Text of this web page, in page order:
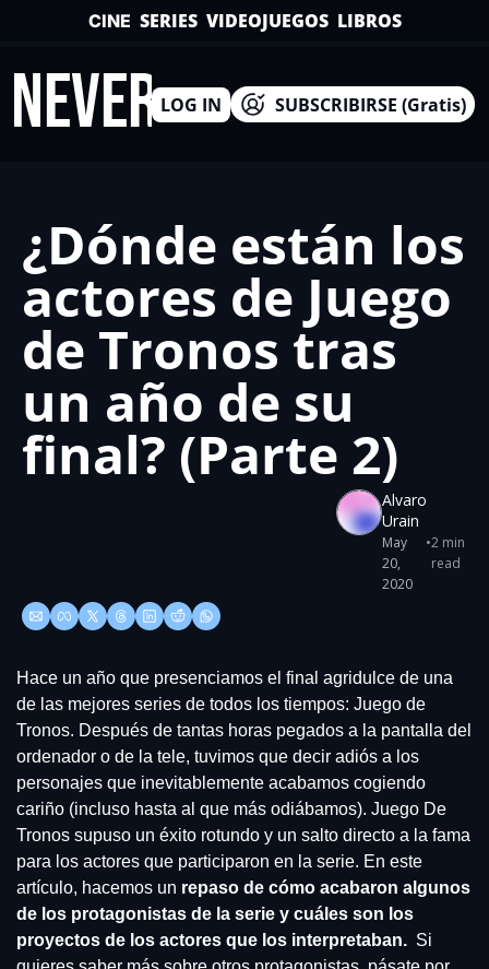
CINE SERIES VIDEOJUEGOS LIBROS
LOG IN SUBSCRIBIRSE (Gratis)
¿Dónde están los
actores de Juego
de Tronos tras
un año de su
final? (Parte 2)
Alvaro
Urain
May
20,
2020
•2 min
read
Hace un año que presenciamos el final agridulce de una
de las mejores series de todos los tiempos: Juego de
Tronos. Después de tantas horas pegados a la pantalla del
ordenador o de la tele, tuvimos que decir adiós a los
personajes que inevitablemente acabamos cogiendo
cariño (incluso hasta al que más odiábamos). Juego De
Tronos supuso un éxito rotundo y un salto directo a la fama
para los actores que participaron en la serie. En este
artículo, hacemos un repaso de cómo acabaron algunos
de los protagonistas de la serie y cuáles son los
proyectos de los actores que los interpretaban.
  Si